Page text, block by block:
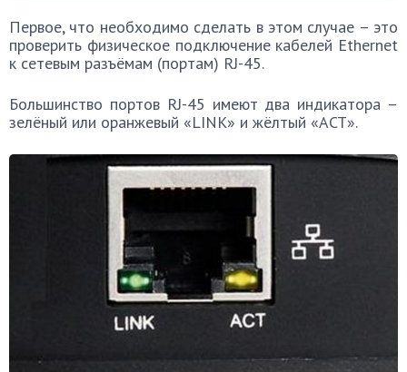
Первое, что необходимо сделать в этом случае – это
проверить физическое подключение кабелей Ethernet
к сетевым разъёмам (портам) RJ-45.
Большинство портов RJ-45 имеют два индикатора –
зелёный или оранжевый «LINK» и жёлтый «ACT».